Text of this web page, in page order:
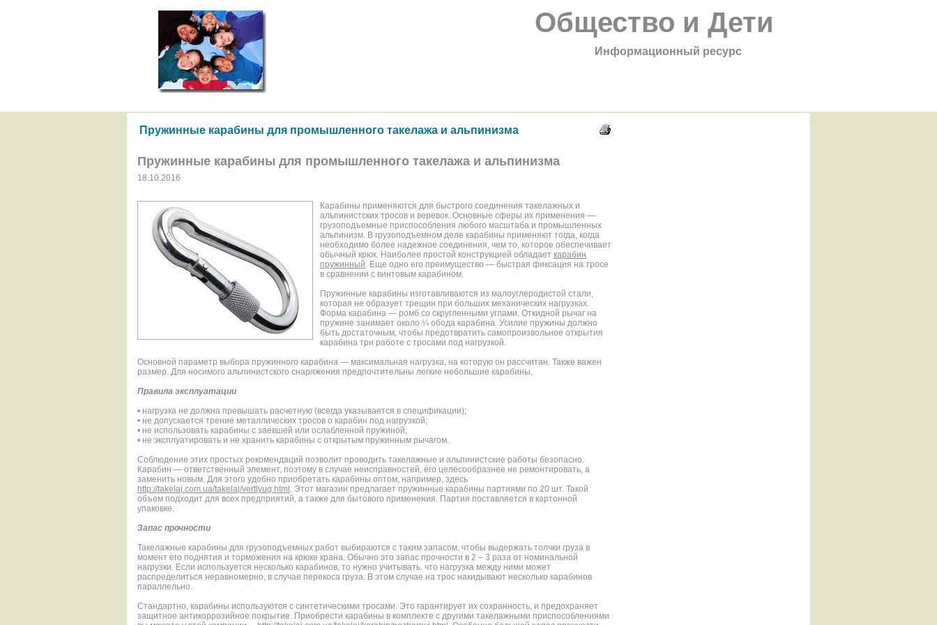
Общество и Дети
Информационный ресурс
Пружинные карабины для промышленного такелажа и альпинизма
Пружинные карабины для промышленного такелажа и альпинизма
18.10.2016
Карабины применяются для быстрого соединения такелажных и
альпинистских тросов и веревок. Основные сферы их применения —
грузоподъемные приспособления любого масштаба и промышленных
альпинизм. В грузоподъемном деле карабины применяют тогда, когда
необходимо более надежное соединения, чем то, которое обеспечивает
обычный крюк. Наиболее простой конструкцией обладает карабин
пружинный. Еще одно его преимущество — быстрая фиксация на тросе
в сравнении с винтовым карабином.
Пружинные карабины изготавливаются из малоуглеродистой стали,
которая не образует трещин при больших механических нагрузках.
Форма карабина — ромб со скругленными углами. Откидной рычаг на
пружине занимает около ¼ обода карабина. Усилие пружины должно
быть достаточным, чтобы предотвратить самопроизвольное открытия
карабина три работе с тросами под нагрузкой.
Основной параметр выбора пружинного карабина — максимальная нагрузка, на которую он рассчитан. Также важен
размер. Для носимого альпинистского снаряжения предпочтительны легкие небольшие карабины.
Правила эксплуатации
• нагрузка не должна превышать расчетную (всегда указывается в спецификации);
• не допускается трение металлических тросов о карабин под нагрузкой;
• не использовать карабины с заевшей или ослабленной пружиной;
• не эксплуатировать и не хранить карабины с открытым пружинным рычагом.
Соблюдение этих простых рекомендаций позволит проводить такелажные и альпинистские работы безопасно.
Карабин — ответственный элемент, поэтому в случае неисправностей, его целесообразнее не ремонтировать, а
заменить новым. Для этого удобно приобретать карабины оптом, например, здесь
http://takelaj.com.ua/takelaj/vertlyug.html . Этот магазин предлагает пружинные карабины партиями по 20 шт. Такой
объем подходит для всех предприятий, а также для бытового применения. Партия поставляется в картонной
упаковке.
Запас прочности
Такелажные карабины для грузоподъемных работ выбираются с таким запасом, чтобы выдержать толчки груза в
момент его поднятия и торможения на крюке крана. Обычно это запас прочности в 2 – 3 раза от номинальной
нагрузки. Если используется несколько карабинов, то нужно учитывать. что нагрузка между ними может
распределиться неравномерно, в случае перекоса груза. В этом случае на трос накидывают несколько карабинов
параллельно.
Стандартно, карабины используются с синтетическими тросами. Это гарантирует их сохранность, и предохраняет
защитное антикоррозийное покрытие. Приобрести карабины в комплекте с другими такелажными приспособлениями